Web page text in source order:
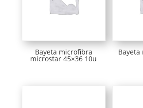
Bayeta microfibra
microstar 45×36 10u